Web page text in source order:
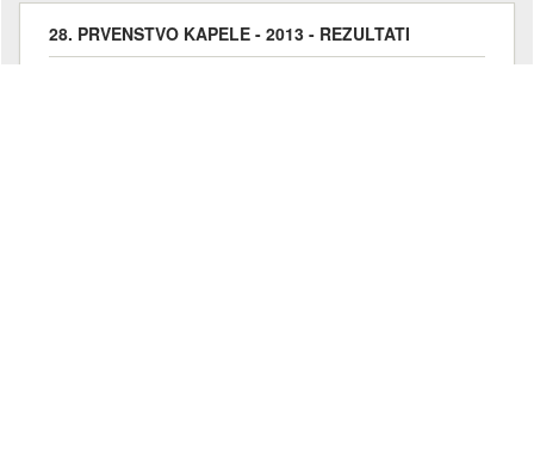
28. PRVENSTVO KAPELE - 2013 - REZULTATI